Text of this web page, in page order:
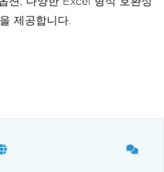
제공합니다.